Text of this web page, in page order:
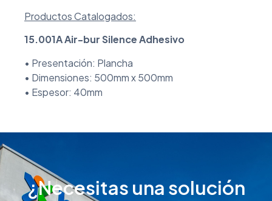
Productos Catalogados:
15.001A Air-bur Silence Adhesivo
• Presentación: Plancha
• Dimensiones: 500mm x 500mm
• Espesor: 40mm
¿Necesitas una solución